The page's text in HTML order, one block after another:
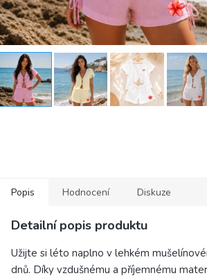
Popis Hodnocení Diskuze
Detailní popis produktu
Užijte si léto naplno v lehkém
dnů. Díky vzdušnému a příjemnému